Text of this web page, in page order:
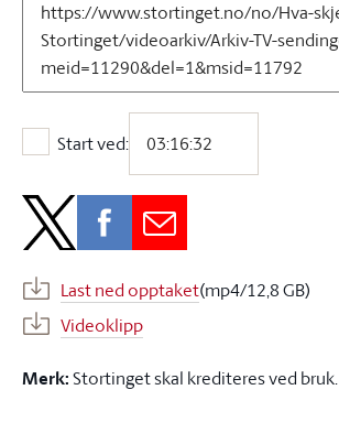
Start ved:
Start ved:
Last ned opptaket(mp4/12,8 GB)
Videoklipp
Merk:Stortinget skal krediteres ved bruk.